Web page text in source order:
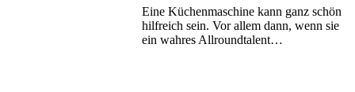
Eine Küchenmaschine kann ganz schön
hilfreich sein. Vor allem dann, wenn sie
ein wahres Allroundtalent…